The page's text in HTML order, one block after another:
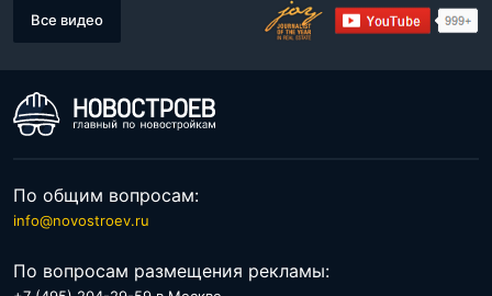
Все видео
По общим вопросам:
info@novostroev.ru
По вопросам размещения рекламы: